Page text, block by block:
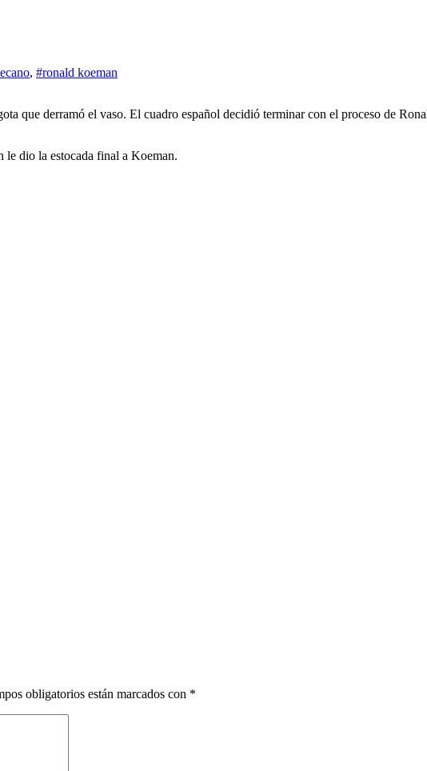
, #ronald koeman
que derramó el vaso. El cuadro español decidió terminar con el proceso de
le dio la estocada final a Koeman.
obligatorios están marcados con *